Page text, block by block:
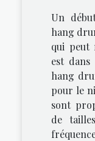
Un
hang
qui peut
est
hang
pour le
sont
de